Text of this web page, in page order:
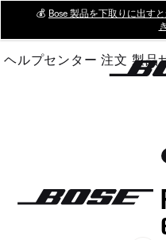
Main
💰 Bose 製品を下取りに出す
ヘルプセンター 注文 製品